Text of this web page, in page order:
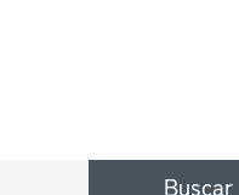
Buscar